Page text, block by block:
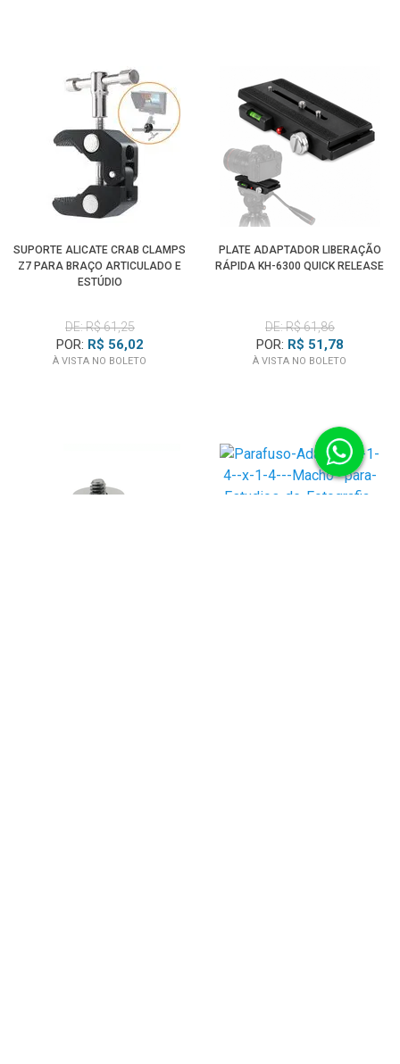
SUPORTE ALICATE CRAB CLAMPS
Z7 PARA BRAÇO ARTICULADO E
ESTÚDIO
DE: R$ 61,25
POR: R$ 56,02
À VISTA NO BOLETO
PLATE ADAPTADOR LIBERAÇÃO
RÁPIDA KH-6300 QUICK RELEASE
DE: R$ 61,86
POR: R$ 51,78
À VISTA NO BOLETO